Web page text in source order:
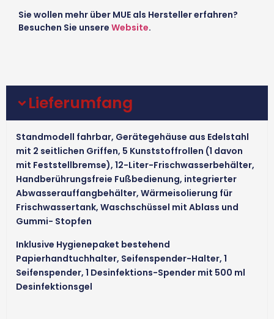
Sie wollen mehr über MUE als Hersteller erfahren?
Besuchen Sie unsere Website.
Lieferumfang
Standmodell fahrbar, Gerätegehäuse aus Edelstahl
mit 2 seitlichen Griffen, 5 Kunststoffrollen (1 davon
mit Feststellbremse), 12-Liter-Frischwasserbehälter,
Handberührungsfreie Fußbedienung, integrierter
Abwasserauffangbehälter, Wärmeisolierung für
Frischwassertank, Waschschüssel mit Ablass und
Gummi- Stopfen
Inklusive Hygienepaket bestehend
Papierhandtuchhalter, Seifenspender-Halter, 1
Seifenspender, 1 Desinfektions-Spender mit 500 ml
Desinfektionsgel